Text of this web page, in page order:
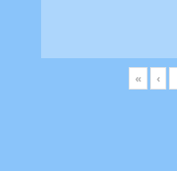
« ‹